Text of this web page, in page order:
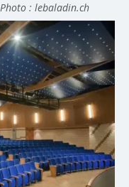
: lebaladin.ch